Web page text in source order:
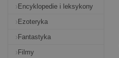
Encyklopedie i leksykony
Ezoteryka
Fantastyka
Filmy